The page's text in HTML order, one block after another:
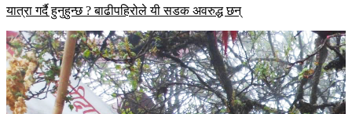
यात्रा गर्दै हुनुहुन्छ ? बाढीपहिरोले यी सडक अवरुद्ध छन्